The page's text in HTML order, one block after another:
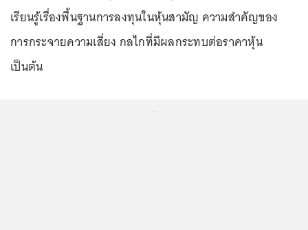
เรียนรู้เรื่องพื้นฐานการลงทุนในหุ้นสามัญ ความสำคัญของ
การกระจายความเสี่ยง กลไกที่มีผลกระทบต่อราคาหุ้น
เป็นต้น